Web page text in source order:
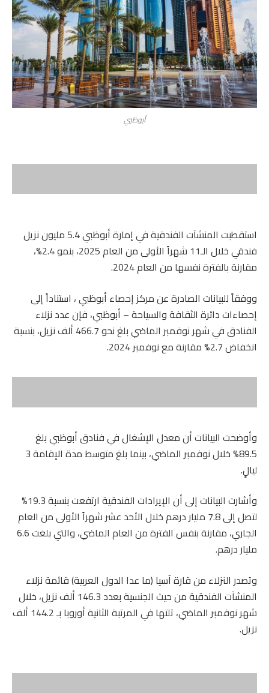
أبوظبي
استقطبت المنشآت الفندقية في إمارة أبوظبي 5.4 مليون نزيل
فندقي خلال الـ11 شهراً الأولى من العام 2025، بنمو 2.4%،
مقارنة بالفترة نفسها من العام 2024.
ووفقاً للبيانات الصادرة عن مركز إحصاء أبوظبي ، استناداً إلى
إحصاءات دائرة الثقافة والسياحة – أبوظبي، فإن عدد نزلاء
الفنادق في شهر نوفمبر الماضي بلغ نحو 466.7 ألف نزيل، بنسبة
انخفاض 2.7% مقارنة مع نوفمبر 2024.
وأوضحت البيانات أن معدل الإشغال في فنادق أبوظبي بلغ
89.5% خلال نوفمبر الماضي، بينما بلغ متوسط مدة الإقامة 3
ليالٍ.
وأشارت البيانات إلى أن الإيرادات الفندقية ارتفعت بنسبة 19.3%
لتصل إلى 7.8 مليار درهم خلال الأحد عشر شهراً الأولى من العام
الجاري، مقارنة بنفس الفترة من العام الماضي، والتي بلغت 6.6
مليار درهم.
وتصدر النزلاء من قارة آسيا (ما عدا الدول العربية) قائمة نزلاء
المنشآت الفندقية من حيث الجنسية بعدد 146.3 ألف نزيل، خلال
شهر نوفمبر الماضي، تلتها في المرتبة الثانية أوروبا بـ 144.2 ألف
نزيل.